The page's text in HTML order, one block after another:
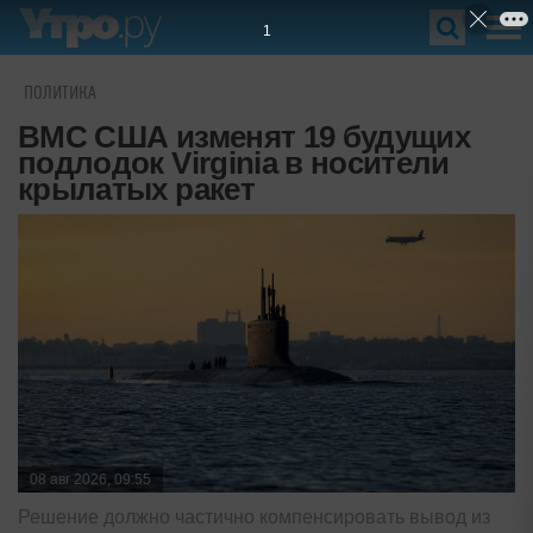
ПОЛИТИКА
ВМС США изменят 19 будущих
подлодок Virginia в носители
крылатых ракет
08 авг 2026, 09:55
Решение должно частично компенсировать вывод из